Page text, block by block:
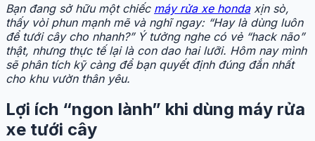
Bạn đang sở hữu một chiếc máy rửa xe hondaxịn sò,
thấy vòi phun mạnh mẽ và nghĩ ngay: “Hay là dùng luôn
để tưới cây cho nhanh?” Ý tưởng nghe có vẻ “hack não”
thật, nhưng thực tế lại là con dao hai lưỡi. Hôm nay mình
sẽ phân tích kỹ càng để bạn quyết định đúng đắn nhất
cho khu vườn thân yêu.
Lợi ích “ngon lành” khi dùng máy rửa
xe tưới cây